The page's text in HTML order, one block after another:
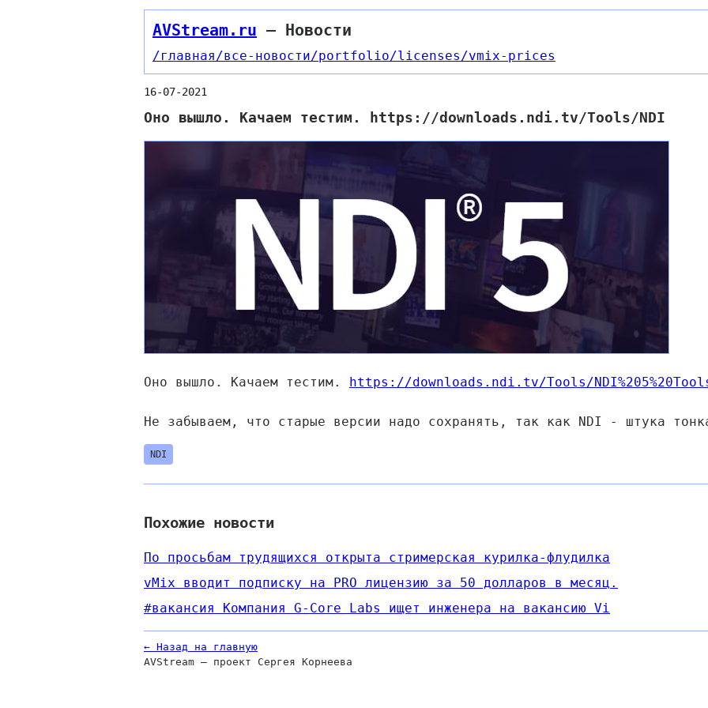
AVStream.ru — Новости
/главная/все-новости/portfolio/licenses/vmix-prices
16-07-2021
Оно вышло. Качаем тестим. https://downloads.ndi.tv/Tools/NDI
Оно вышло. Качаем тестим. https://downloads.ndi.tv/Tools/
Не забываем, что старые версии надо сохранять, так как NDI - штука
NDI
Похожие новости
По просьбам трудящихся открыта стримерская курилка-флудилка
vMix вводит подписку на PRO лицензию за 50 долларов в месяц.
#вакансия Компания G-Core Labs ищет инженера на вакансию Vi
← Назад на главную
AVStream — проект Сергея Корнеева